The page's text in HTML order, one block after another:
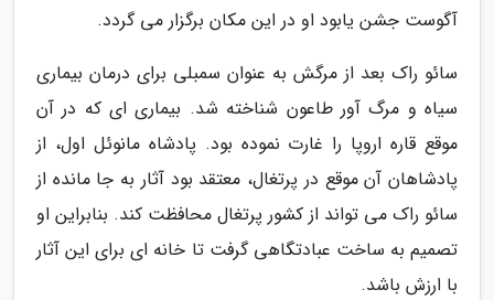
آگوست جشن یابود او در این مکان برگزار می گردد.
سائو راک بعد از مرگش به عنوان سمبلی برای درمان بیماری
سیاه و مرگ آور طاعون شناخته شد. بیماری ای که در آن
موقع قاره اروپا را غارت نموده بود. پادشاه مانوئل اول، از
پادشاهان آن موقع در پرتغال، معتقد بود آثار به جا مانده از
سائو راک می تواند از کشور پرتغال محافظت کند. بنابراین او
تصمیم به ساخت عبادتگاهی گرفت تا خانه ای برای این آثار
با ارزش باشد.